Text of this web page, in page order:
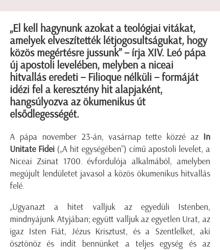
„El kell hagynunk azokat a teológiai vitákat,
amelyek elveszítették létjogosultságukat, hogy
közös megértésre jussunk” – írja XIV. Leó pápa
új apostoli levelében, melyben a niceai
hitvallás eredeti – Filioque nélküli – formáját
idézi fel a keresztény hit alapjaként,
hangsúlyozva az ökumenikus út
elsődlegességét.
A pápa november 23-án, vasárnap tette közzé az In
Unitate Fidei („A hit egységében”) című apostoli levelet, a
Niceai Zsinat 1700. évfordulója alkalmából, amelyben
megújult lendületet javasol a közös ökumenikus hitvallás
felé.
„Ugyanazt a hitet valljuk az egyedüli Istenben,
mindnyájunk Atyjában; együtt valljuk az egyetlen Urat, az
igaz Isten Fiát, Jézus Krisztust, és a Szentlelket, aki
ösztönöz és indít bennünket a teljes egység és az